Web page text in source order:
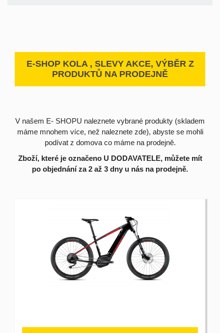
E-SHOP KOLA , SLEVY AKCE, VÝBĚR Z
PRODUKTŮ NA PRODEJNĚ
V našem E- SHOPU naleznete vybrané produkty (skladem
máme mnohem více, než naleznete zde), abyste se mohli
podívat z domova co máme na prodejně.
Zboží, které je označeno U DODAVATELE, můžete mít
po objednání za 2 až 3 dny u nás na prodejně.